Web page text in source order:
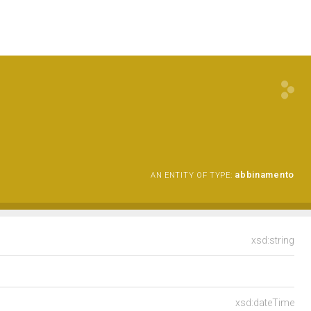
AN ENTITY OF TYPE: abbinamento
xsd:string
xsd:dateTime